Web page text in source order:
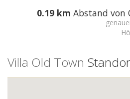
0.19 km Abstand von
Villa Old Town